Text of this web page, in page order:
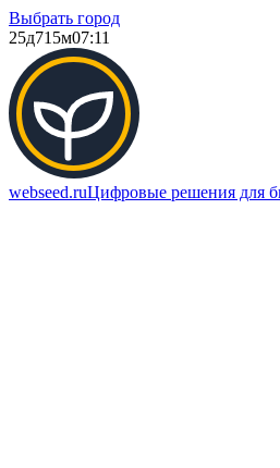
Выбрать город
25д715м07:11
webseed.ruЦифровые решения для